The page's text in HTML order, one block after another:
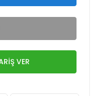
VER